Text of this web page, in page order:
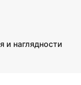
и наглядности